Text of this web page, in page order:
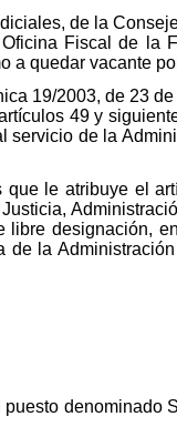
de la
Fiscal de la
a quedar vacante
19/2003, de 23
49 y
de la
le atribuye el
designación,
de la
denominado